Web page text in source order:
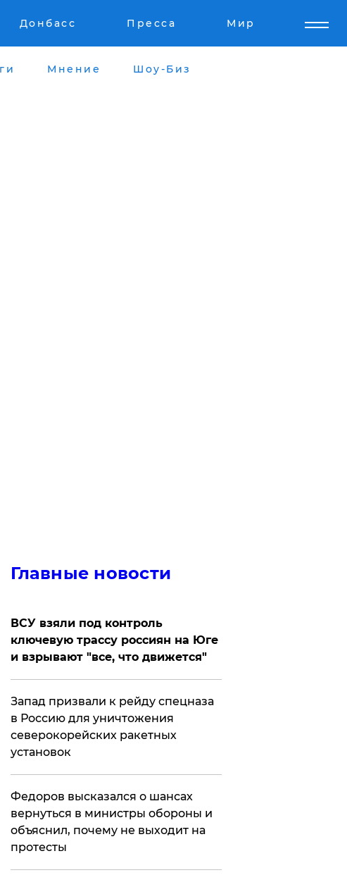
Донбасс Пресса Мир
Мнение Шоу-Биз
Главные новости
ВСУ взяли под контроль
ключевую трассу россиян на Юге
и взрывают "все, что движется"
Запад призвали к рейду спецназа
в Россию для уничтожения
северокорейских ракетных
установок
Федоров высказался о шансах
вернуться в министры обороны и
объяснил, почему не выходит на
протесты